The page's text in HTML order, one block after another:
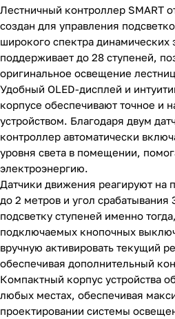
Лестничный контроллер SMART
создан для управления
широкого спектра динамических
поддерживает до 28 ступеней,
оригинальное освещение лестниц.
Удобный OLED-дисплей и
корпусе обеспечивают точное и
устройством. Благодаря двум
контроллер автоматически
уровня света в помещении,
электроэнергию.
Датчики движения реагируют на
до 2 метров и угол срабатывания
подсветку ступеней именно
подключаемых кнопочных
вручную активировать текущий
обеспечивая дополнительный
Компактный корпус устройства
любых местах, обеспечивая
проектировании системы